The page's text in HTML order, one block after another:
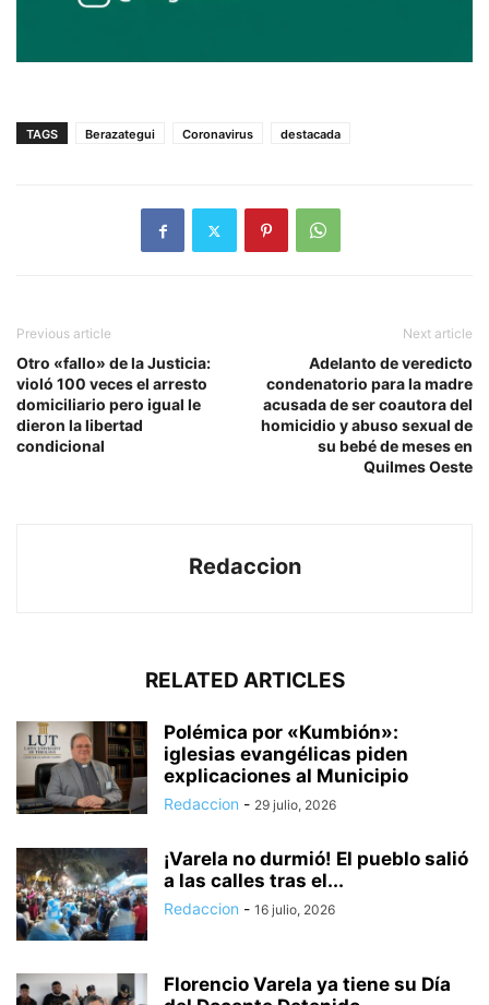
TAGS Berazategui Coronavirus destacada
Previous article
Otro «fallo» de la Justicia:
violó 100 veces el arresto
domiciliario pero igual le
dieron la libertad
condicional
Next article
Adelanto de veredicto
condenatorio para la madre
acusada de ser coautora del
homicidio y abuso sexual de
su bebé de meses en
Quilmes Oeste
Redaccion
RELATED ARTICLES
Polémica por «Kumbión»:
iglesias evangélicas piden
explicaciones al Municipio
Redaccion - 29 julio, 2026
¡Varela no durmió! El pueblo salió
a las calles tras el...
Redaccion - 16 julio, 2026
Florencio Varela ya tiene su Día